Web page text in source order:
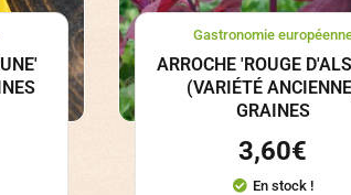
Gastronomie
ARROCHE 'ROUGE
(VARIÉTÉ
GRAINES
3,60€
En stock !